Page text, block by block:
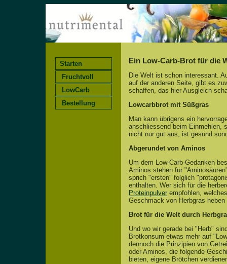
Starten
Fruchtvoll
LowCarb
Bestellung
Ein Low-Carb-Brot für die
Die Welt ist schon interessant.
auf der anderen Seite, gibt es
schaffen, das hier Ausgleich
Lowcarbbrot mit Süßgras
Man kann übrigens ein
anschliessend beim Einmehlen,
nicht nur gut aus, ist gesund
Abgerundet von Aminos
Um dem Low-Carb-Gedanken
Aminos stehen für
sprich "ersten" folglich
enthalten. Wer sich für die
Proteinpulver empfohlen,
Geschmack von Herbgras heben
Brot für die Welt durch
Und wo wir gerade bei "Herb"
Brotkonsum etwas mehr auf
dennoch die Prinzipien von
oder Aminos, die folgende
bieten, eigene Brötchen